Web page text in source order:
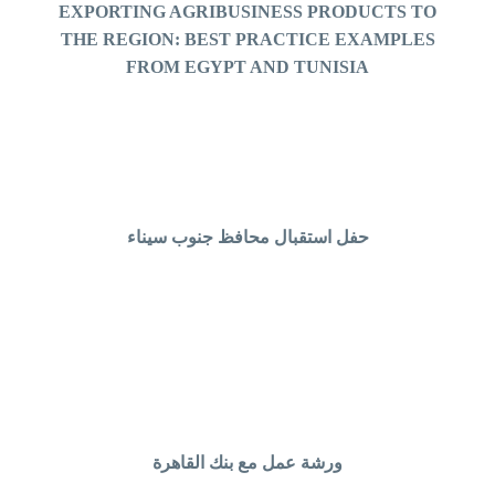
EXPORTING AGRIBUSINESS PRODUCTS TO
THE REGION: BEST PRACTICE EXAMPLES
FROM EGYPT AND TUNISIA
حفل استقبال محافظ جنوب سيناء
ورشة عمل مع بنك القاهرة